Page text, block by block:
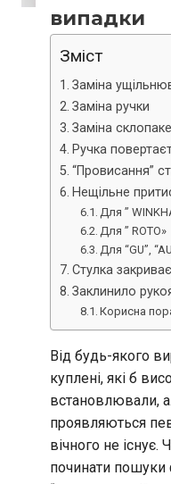
випадки
Зміст
Заміна
Заміна ручки
Заміна
Ручка
“Провисання”
Нещільне
Для ”
Для ” ROTO»
Для “GU”,
Стулка
Заклинило
Корисна
Від будь-якого
куплені, які б
встановлювали,
проявляються
вічного не
починати пошуки